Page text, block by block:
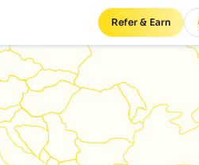
Refer & Earn